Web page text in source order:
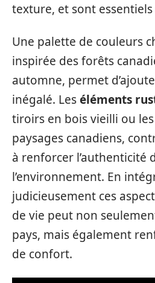
texture, et sont
Une palette de couleurs
inspirée des forêts
automne, permet
inégalé. Leséléments
tiroirs en bois vieilli ou
paysages canadiens,
à renforcer l’authenticité
l’environnement. En
judicieusement ces
de vie peut non
pays, mais également
de confort.